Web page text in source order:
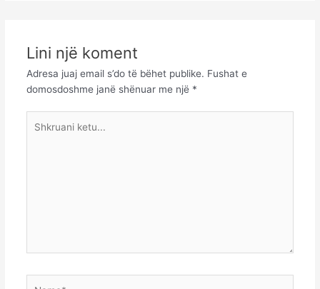
Lini një koment
Adresa juaj email s’do të bëhet publike. Fushat e
domosdoshme janë shënuar me një *
ketu...